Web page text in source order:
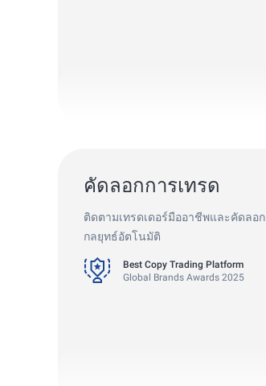
คัดลอกการเทรด
ติดตามเทรดเดอร์มืออาชีพและคัดลอก
กลยุทธ์อัตโนมัติ
Best Copy Trading Platform
Global Brands Awards 2025
Best Copy Trading Broker
Best Copy Trading Platform
Global Brands Awards 2025